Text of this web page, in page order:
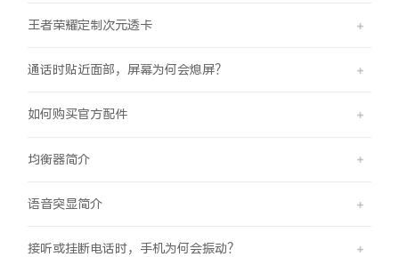
王者荣耀定制次元透卡
通话时贴近面部，屏幕为何会熄屏？
如何购买官方配件
均衡器简介
语音突显简介
接听或挂断电话时，手机为何会振动？